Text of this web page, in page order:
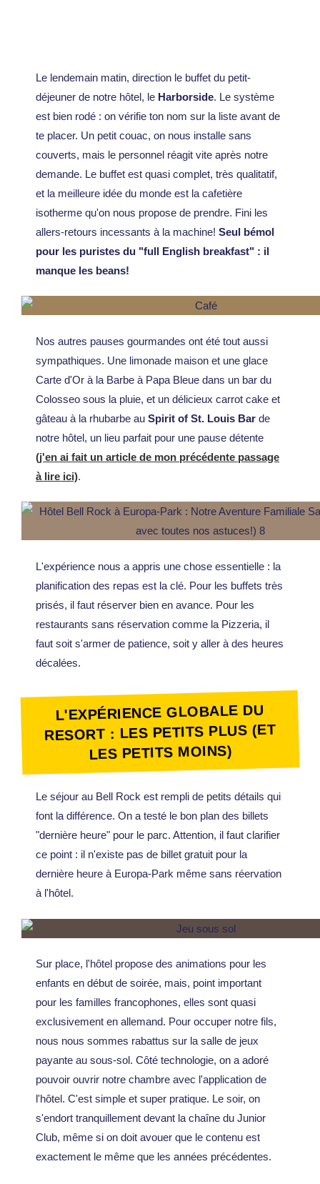
Le lendemain matin, direction le buffet du petit-
déjeuner de notre hôtel, le Harborside. Le système
est bien rodé : on vérifie ton nom sur la liste avant de
te placer. Un petit couac, on nous installe sans
couverts, mais le personnel réagit vite après notre
demande. Le buffet est quasi complet, très qualitatif,
et la meilleure idée du monde est la cafetière
isotherme qu'on nous propose de prendre. Fini les
allers-retours incessants à la machine! Seul bémol
pour les puristes du "full English breakfast" : il
manque les beans!
Nos autres pauses gourmandes ont été tout aussi
sympathiques. Une limonade maison et une glace
Carte d'Or à la Barbe à Papa Bleue dans un bar du
Colosseo sous la pluie, et un délicieux carrot cake et
gâteau à la rhubarbe au Spirit of St. Louis Bar de
notre hôtel, un lieu parfait pour une pause détente
(j'en ai fait un article de mon précédente passage
à lire ici).
L'expérience nous a appris une chose essentielle : la
planification des repas est la clé. Pour les buffets très
prisés, il faut réserver bien en avance. Pour les
restaurants sans réservation comme la Pizzeria, il
faut soit s'armer de patience, soit y aller à des heures
décalées.
L'EXPÉRIENCE GLOBALE DU
RESORT : LES PETITS PLUS (ET
LES PETITS MOINS)
Le séjour au Bell Rock est rempli de petits détails qui
font la différence. On a testé le bon plan des billets
"dernière heure" pour le parc. Attention, il faut clarifier
ce point : il n'existe pas de billet gratuit pour la
dernière heure à Europa-Park même sans réervation
à l'hôtel.
Sur place, l'hôtel propose des animations pour les
enfants en début de soirée, mais, point important
pour les familles francophones, elles sont quasi
exclusivement en allemand. Pour occuper notre fils,
nous nous sommes rabattus sur la salle de jeux
payante au sous-sol. Côté technologie, on a adoré
pouvoir ouvrir notre chambre avec l'application de
l'hôtel. C'est simple et super pratique. Le soir, on
s'endort tranquillement devant la chaîne du Junior
Club, même si on doit avouer que le contenu est
exactement le même que les années précédentes.